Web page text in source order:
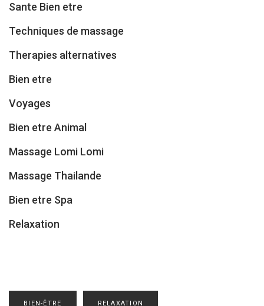
Sante Bien etre
Techniques de massage
Therapies alternatives
Bien etre
Voyages
Bien etre Animal
Massage Lomi Lomi
Massage Thailande
Bien etre Spa
Relaxation
BIEN-ÊTRE RELAXATION